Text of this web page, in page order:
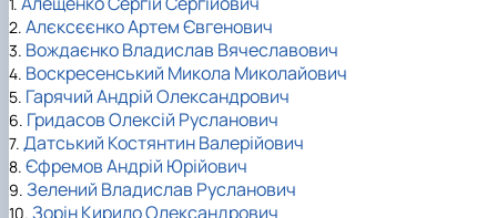
2. Алєксєєнко Артем Євгенович
3. Вождаєнко Владислав Вячеславович
4. Воскресенський Микола Миколайович
5. Гарячий Андрій Олександрович
6. Гридасов Олексій Русланович
7. Датський Костянтин Валерійович
8. Єфремов Андрій Юрійович
9. Зелений Владислав Русланович
10. Зорін Кирило Олександрович